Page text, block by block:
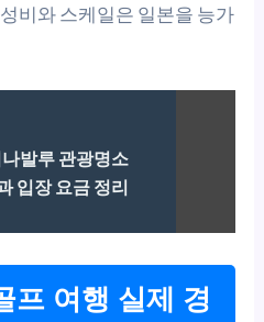
비와 스케일은 일본을 능가
발루 관광명소
입장 요금 정리
프 여행 실제 경